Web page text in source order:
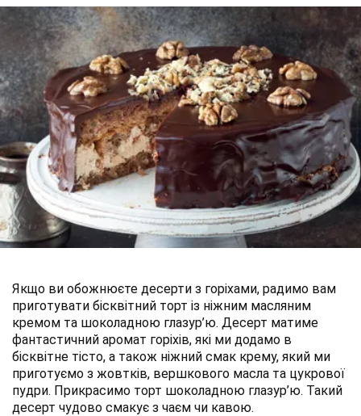
Якщо ви обожнюєте десерти з горіхами, радимо вам
приготувати бісквітний торт із ніжним масляним
кремом та шоколадною глазур’ю. Десерт матиме
фантастичний аромат горіхів, які ми додамо в
бісквітне тісто, а також ніжний смак крему, який ми
приготуємо з жовтків, вершкового масла та цукрової
пудри. Прикрасимо торт шоколадною глазур’ю. Такий
десерт чудово смакує з чаєм чи кавою.